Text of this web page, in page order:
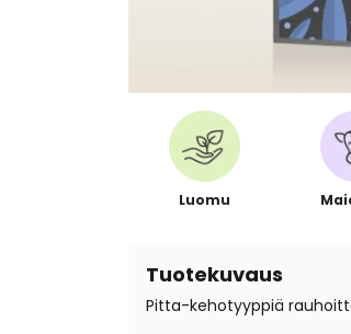
Luomu
Tuotekuvaus
Pitta-kehotyyppiä